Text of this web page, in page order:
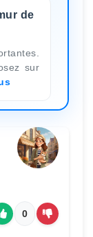
de
sur
0